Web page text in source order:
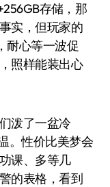
存储，那
实，但玩家的
耐心等一波促
照样能装出心
泼了一盆冷
。性价比美梦会
课、多等几
的表格，看到